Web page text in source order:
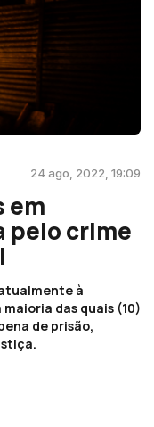
24 ago, 2022, 19:09
em
crime
à
das quais (10)
de prisão,